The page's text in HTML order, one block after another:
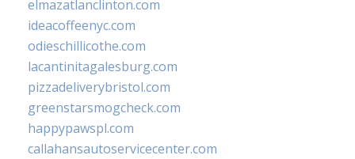
elmazatlanclinton.com
ideacoffeenyc.com
odieschillicothe.com
lacantinitagalesburg.com
pizzadeliverybristol.com
greenstarsmogcheck.com
happypawspl.com
callahansautoservicecenter.com